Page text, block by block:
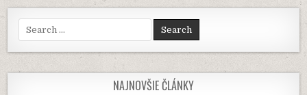
GOOGLE
ABY
POZDVIHLA
PODNIKANIE
Search
for:
NAJNOVŠIE ČLÁNKY